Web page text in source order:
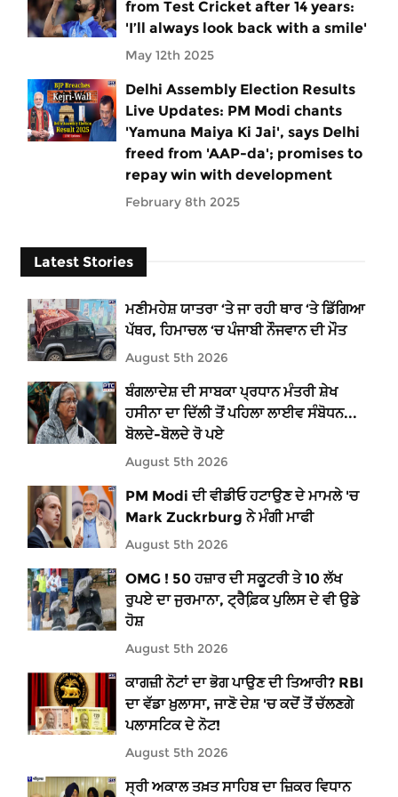
from Test Cricket after 14 years:
'I’ll always look back with a smile'
May 12th 2025
Delhi Assembly Election Results
Live Updates: PM Modi chants
'Yamuna Maiya Ki Jai', says Delhi
freed from 'AAP-da'; promises to
repay win with development
February 8th 2025
Latest Stories
ਮਣੀਮਹੇਸ਼ ਯਾਤਰਾ ‘ਤੇ ਜਾ ਰਹੀ ਥਾਰ ‘ਤੇ ਡਿੱਗਿਆ
ਪੱਥਰ, ਹਿਮਾਚਲ ‘ਚ ਪੰਜਾਬੀ ਨੌਜਵਾਨ ਦੀ ਮੌਤ
August 5th 2026
ਬੰਗਲਾਦੇਸ਼ ਦੀ ਸਾਬਕਾ ਪ੍ਰਧਾਨ ਮੰਤਰੀ ਸ਼ੇਖ
ਹਸੀਨਾ ਦਾ ਦਿੱਲੀ ਤੋਂ ਪਹਿਲਾ ਲਾਈਵ ਸੰਬੋਧਨ...
ਬੋਲਦੇ-ਬੋਲਦੇ ਰੋ ਪਏ
August 5th 2026
PM Modi ਦੀ ਵੀਡੀਓ ਹਟਾਉਣ ਦੇ ਮਾਮਲੇ 'ਚ
Mark Zuckrburg ਨੇ ਮੰਗੀ ਮਾਫੀ
August 5th 2026
OMG ! 50 ਹਜ਼ਾਰ ਦੀ ਸਕੂਟਰੀ ਤੇ 10 ਲੱਖ
ਰੁਪਏ ਦਾ ਜੁਰਮਾਨਾ, ਟ੍ਰੈਫ਼ਿ਼ਕ ਪੁਲਿਸ ਦੇ ਵੀ ਉਡੇ
ਹੋਸ਼
August 5th 2026
ਕਾਗਜ਼ੀ ਨੋਟਾਂ ਦਾ ਭੋਗ ਪਾਉਣ ਦੀ ਤਿਆਰੀ? RBI
ਦਾ ਵੱਡਾ ਖ਼ੁਲਾਸਾ, ਜਾਣੋ ਦੇਸ਼ 'ਚ ਕਦੋਂ ਤੋਂ ਚੱਲਣਗੇ
ਪਲਾਸਟਿਕ ਦੇ ਨੋਟ!
August 5th 2026
ਸ੍ਰੀ ਅਕਾਲ ਤਖ਼ਤ ਸਾਹਿਬ ਦਾ ਜ਼ਿਕਰ ਵਿਧਾਨ